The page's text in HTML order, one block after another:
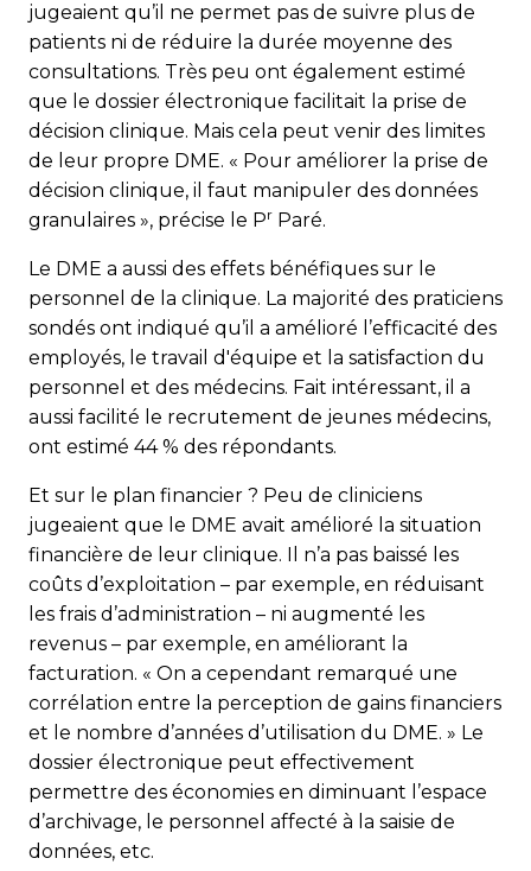
jugeaient qu’il ne permet pas de suivre plus de
patients ni de réduire la durée moyenne des
consultations. Très peu ont également estimé
que le dossier électronique facilitait la prise de
décision clinique. Mais cela peut venir des limites
de leur propre DME. « Pour améliorer la prise de
décision clinique, il faut manipuler des données
granulaires », précise le Pr Paré.
Le DME a aussi des effets bénéfiques sur le
personnel de la clinique. La majorité des praticiens
sondés ont indiqué qu’il a amélioré l’efficacité des
employés, le travail d'équipe et la satisfaction du
personnel et des médecins. Fait intéressant, il a
aussi facilité le recrutement de jeunes médecins,
ont estimé 44 % des répondants.
Et sur le plan financier ? Peu de cliniciens
jugeaient que le DME avait amélioré la situation
financière de leur clinique. Il n’a pas baissé les
coûts d’exploitation – par exemple, en réduisant
les frais d’administration – ni augmenté les
revenus – par exemple, en améliorant la
facturation. « On a cependant remarqué une
corrélation entre la perception de gains financiers
et le nombre d’années d’utilisation du DME. » Le
dossier électronique peut effectivement
permettre des économies en diminuant l’espace
d’archivage, le personnel affecté à la saisie de
données, etc.